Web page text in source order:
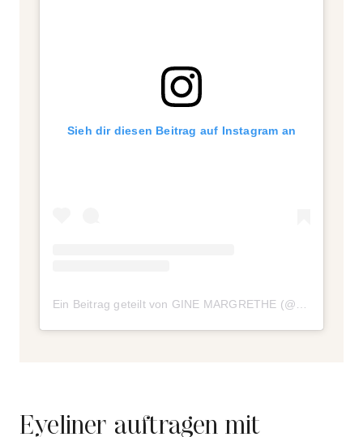
Sieh dir diesen Beitrag auf Instagram an
Eyeliner auftragen mit